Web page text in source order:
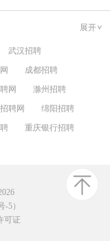
展开
武汉招聘
成都招聘
网
滁州招聘
聘网
绵阳招聘
重庆银行招聘
5）
可证